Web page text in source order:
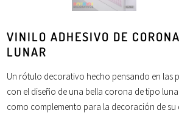
VINILO ADHESIVO DE
LUNAR
Un rótulo decorativo hecho pensando en las
con el diseño de una bella corona de tipo
como complemento para la decoración de su